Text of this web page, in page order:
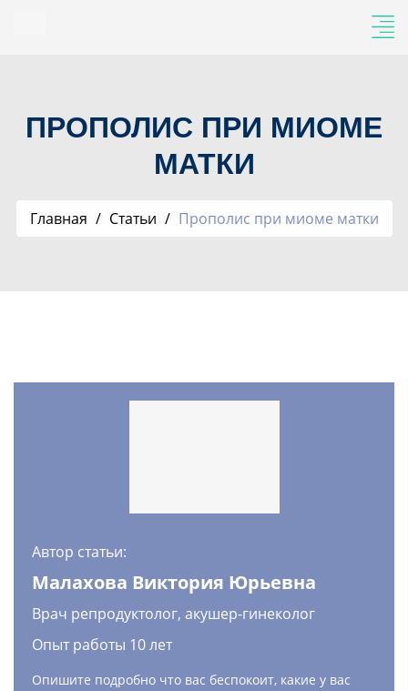
ПРОПОЛИС ПРИ МИОМЕ
МАТКИ
Главная Статьи Прополис при миоме матки
Автор статьи:
Малахова Виктория Юрьевна
Врач репродуктолог, акушер-гинеколог
Опыт работы 10 лет
Опишите подробно что вас беспокоит, какие у вас